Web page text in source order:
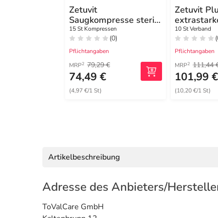
Zetuvit
Saugkompresse steril
20x20 cm
15 St Kompressen
(0)
Pflichtangaben
MRP2 79,29 €
74,49 €
(4,97 €/1 St)
Zetuvit
cm
10 St Verband
Pflichtangaben
MRP2 111,44
101,99 €
(10,20 €/1 St)
Artikelbeschreibung
Adresse des Anbieters/
ToValCare GmbH